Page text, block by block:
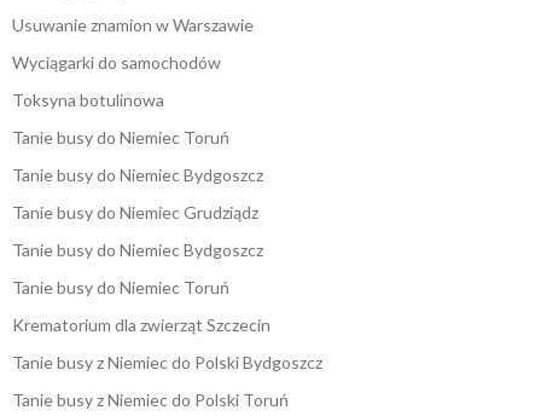
Usuwanie znamion w Warszawie
Wyciągarki do samochodów
Toksyna botulinowa
Tanie busy do Niemiec Toruń
Tanie busy do Niemiec Bydgoszcz
Tanie busy do Niemiec Grudziądz
Tanie busy do Niemiec Bydgoszcz
Tanie busy do Niemiec Toruń
Krematorium dla zwierząt Szczecin
Tanie busy z Niemiec do Polski Bydgoszcz
Tanie busy z Niemiec do Polski Toruń